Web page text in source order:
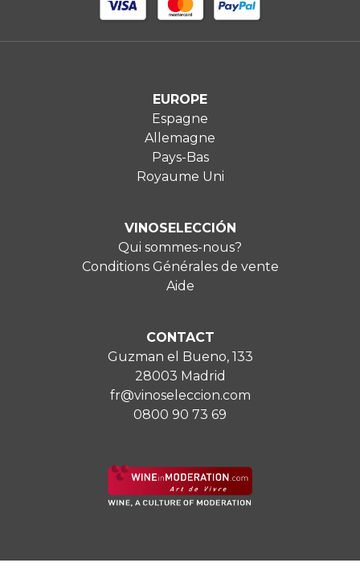
EUROPE
Espagne
Allemagne
Pays-Bas
Royaume Uni
VINOSELECCIÓN
Qui sommes-nous?
Conditions Générales de vente
Aide
CONTACT
Guzman el Bueno, 133
28003 Madrid
fr@vinoseleccion.com
0800 90 73 69